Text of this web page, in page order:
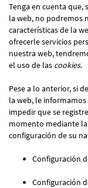
Tenga en cuenta que,
la web, no podremos
características de la
ofrecerle servicios
nuestra web,
el uso de las cookies.
Pese a lo anterior, si
la web, le
impedir que se
momento mediante
configuración de su
Configuración
Configuración